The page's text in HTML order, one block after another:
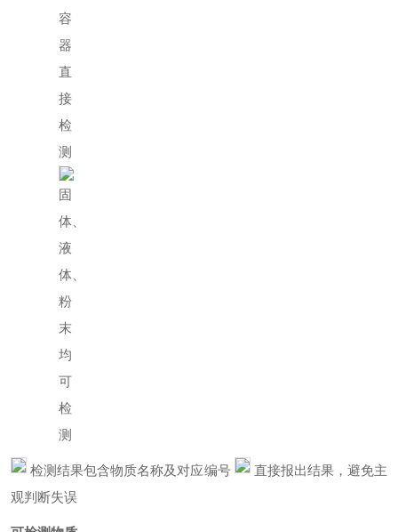
容
器
直
接
检
测
固
体、
液
体、
粉
末
均
可
检
测
检测结果包含物质名称及对应编号
直接报出结果，避免主
观判断失误